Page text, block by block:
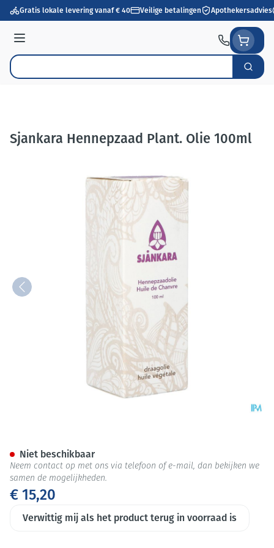
Ga naar de inhoud
Gratis lokale levering vanaf € 40 Veilige betalingen Apothekersadvies
Menu
Product, merk, categorie... Zoek
Sjankara Hennepzaad Plant. Olie 100ml
€ 15,20
Verwittig mij als het product terug in voorraad is
Niet beschikbaar
Neem contact op met ons via telefoon of e-mail, dan bekijken we
samen de mogelijkheden.